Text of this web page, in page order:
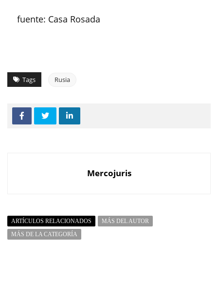
fuente: Casa Rosada
Tags Rusia
Mercojuris
ARTÍCULOS RELACIONADOS
MÁS DEL AUTOR
MÁS DE LA CATEGORÍA